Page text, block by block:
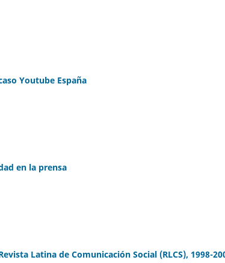
Youtube España
en la prensa
Latina de Comunicación Social (RLCS), 1998-